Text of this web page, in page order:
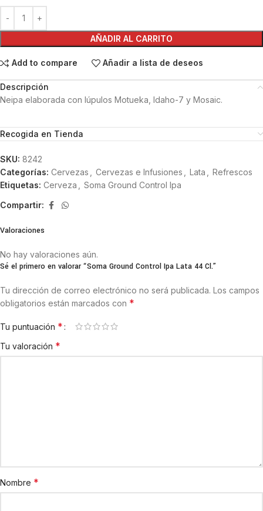
AÑADIR AL CARRITO
Add to compare Añadir a lista de deseos
Descripción
Neipa elaborada con lúpulos Motueka, Idaho-7 y Mosaic.
Recogida en Tienda
SKU: 8242
Categorías: Cervezas Cervezas e Infusiones Lata
Refrescos
Etiquetas: Cerveza Soma Ground Control Ipa
Compartir:
Valoraciones
No hay valoraciones aún.
Sé el primero en valorar “Soma Ground Control Ipa Lata 44 Cl.”
Tu dirección de correo electrónico no será publicada. Los campos
obligatorios están marcados con *
Tu puntuación *
Tu valoración *
Nombre *